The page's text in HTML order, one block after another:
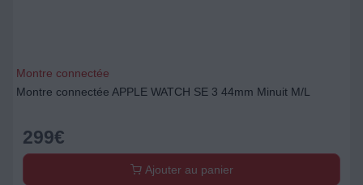
Montre connectée
Montre connectée APPLE WATCH SE 3 44mm Minuit M/L
299€
Ajouter au panier